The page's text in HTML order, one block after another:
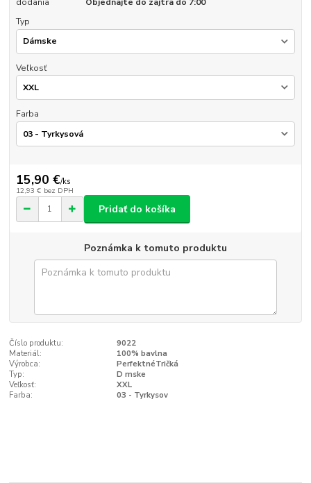
Typ
Veľkosť
Farba
15,90 €/ks
12,93 € bez DPH
Pridať do košíka
Poznámka k tomuto produktu
Číslo produktu:
9022
Materiál:
100% bavlna
Výrobca:
PerfektnéTričká
Typ:
D mske
Veľkosť:
XXL
Farba:
03 - Tyrkysov